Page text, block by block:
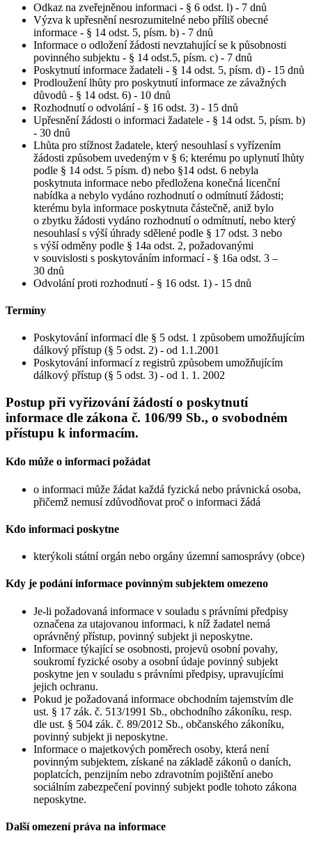
Odkaz na zveřejněnou informaci - § 6 odst. l) - 7 dnů
Výzva k upřesnění nesrozumitelné nebo příliš obecné
informace - § 14 odst. 5, písm. b) - 7 dnů
Informace o odložení žádosti nevztahující se k působnosti
povinného subjektu - § 14 odst.5, písm. c) - 7 dnů
Poskytnutí informace žadateli - § 14 odst. 5, písm. d) - 15 dnů
Prodloužení lhůty pro poskytnutí informace ze závažných
důvodů - § 14 odst. 6) - 10 dnů
Rozhodnutí o odvolání - § 16 odst. 3) - 15 dnů
Upřesnění žádosti o informaci žadatele - § 14 odst. 5, písm. b)
- 30 dnů
Lhůta pro stížnost žadatele, který nesouhlasí s vyřízením
žádosti způsobem uvedeným v § 6; kterému po uplynutí lhůty
podle § 14 odst. 5 písm. d) nebo §14 odst. 6 nebyla
poskytnuta informace nebo předložena konečná licenční
nabídka a nebylo vydáno rozhodnutí o odmítnutí žádosti;
kterému byla informace poskytnuta částečně, aniž bylo
o zbytku žádosti vydáno rozhodnutí o odmítnutí, nebo který
nesouhlasí s výší úhrady sdělené podle § 17 odst. 3 nebo
s výší odměny podle § 14a odst. 2, požadovanými
v souvislosti s poskytováním informací - § 16a odst. 3 –
30 dnů
Odvolání proti rozhodnutí - § 16 odst. 1) - 15 dnů
Termíny
Poskytování informací dle § 5 odst. 1 způsobem umožňujícím
dálkový přístup (§ 5 odst. 2) - od 1.1.2001
Poskytování informací z registrů způsobem umožňujícím
dálkový přístup (§ 5 odst. 3) - od 1. 1. 2002
Postup při vyřizování žádostí o poskytnutí
informace dle zákona č. 106/99 Sb., o svobodném
přístupu k informacím.
Kdo může o informaci požádat
o informaci může žádat každá fyzická nebo právnická osoba,
přičemž nemusí zdůvodňovat proč o informaci žádá
Kdo informaci poskytne
kterýkoli státní orgán nebo orgány územní samosprávy (obce)
Kdy je podání informace povinným subjektem omezeno
Je-li požadovaná informace v souladu s právními předpisy
označena za utajovanou informaci, k níž žadatel nemá
oprávněný přístup, povinný subjekt ji neposkytne.
Informace týkající se osobnosti, projevů osobní povahy,
soukromí fyzické osoby a osobní údaje povinný subjekt
poskytne jen v souladu s právními předpisy, upravujícími
jejich ochranu.
Pokud je požadovaná informace obchodním tajemstvím dle
ust. § 17 zák. č. 513/1991 Sb., obchodního zákoníku, resp.
dle ust. § 504 zák. č. 89/2012 Sb., občanského zákoníku,
povinný subjekt ji neposkytne.
Informace o majetkových poměrech osoby, která není
povinným subjektem, získané na základě zákonů o daních,
poplatcích, penzijním nebo zdravotním pojištění anebo
sociálním zabezpečení povinný subjekt podle tohoto zákona
neposkytne.
Další omezení práva na informace